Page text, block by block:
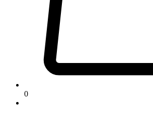
0